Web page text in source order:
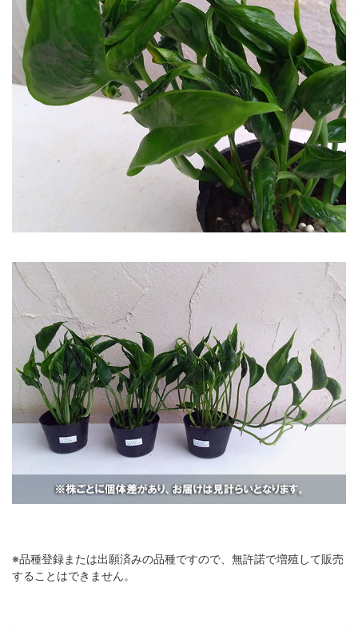
※品種登録または出願済みの品種ですので、無許諾で増殖して販売
することはできません。